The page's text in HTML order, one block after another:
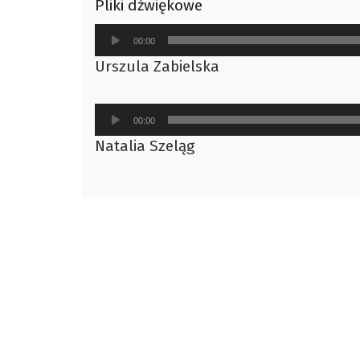
Pliki dźwiękowe
Odtwarzacz
plików
dźwiękowych
00:00
Urszula Zabielska
Odtwarzacz
plików
dźwiękowych
00:00
Natalia Szeląg